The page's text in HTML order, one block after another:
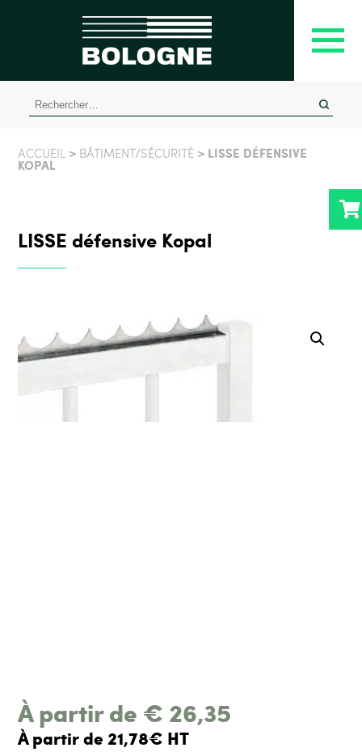
Rechercher :
ACCUEIL > BÂTIMENT/SÉCURITÉ > LISSE DÉFENSIVE
KOPAL
LISSE défensive Kopal
À partir de € 26,35
À partir de 21,78€ HT